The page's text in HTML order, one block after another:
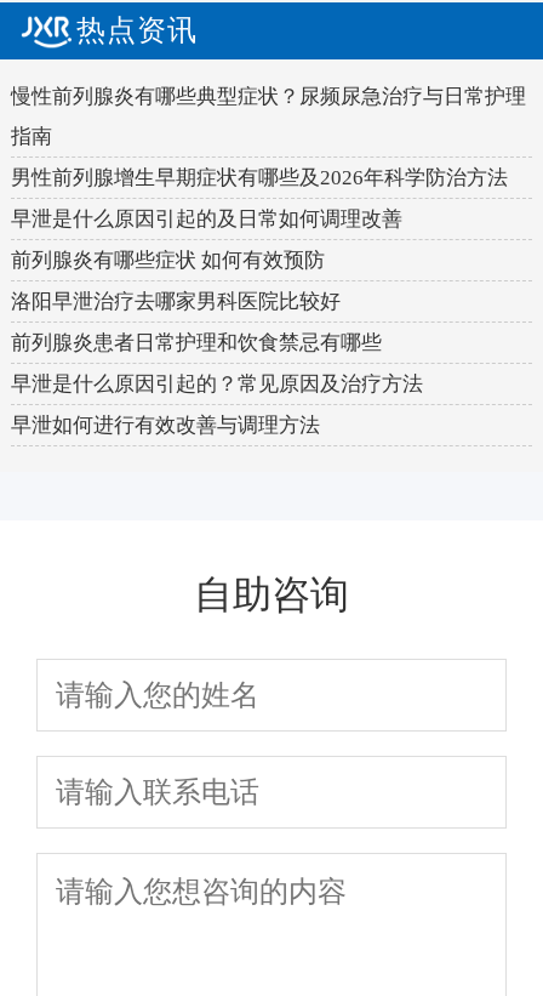
热点资讯
慢性前列腺炎有哪些典型症状？尿频尿急治疗与日常护理
指南
男性前列腺增生早期症状有哪些及2026年科学防治方法
早泄是什么原因引起的及日常如何调理改善
前列腺炎有哪些症状 如何有效预防
洛阳早泄治疗去哪家男科医院比较好
前列腺炎患者日常护理和饮食禁忌有哪些
早泄是什么原因引起的？常见原因及治疗方法
早泄如何进行有效改善与调理方法
自助咨询